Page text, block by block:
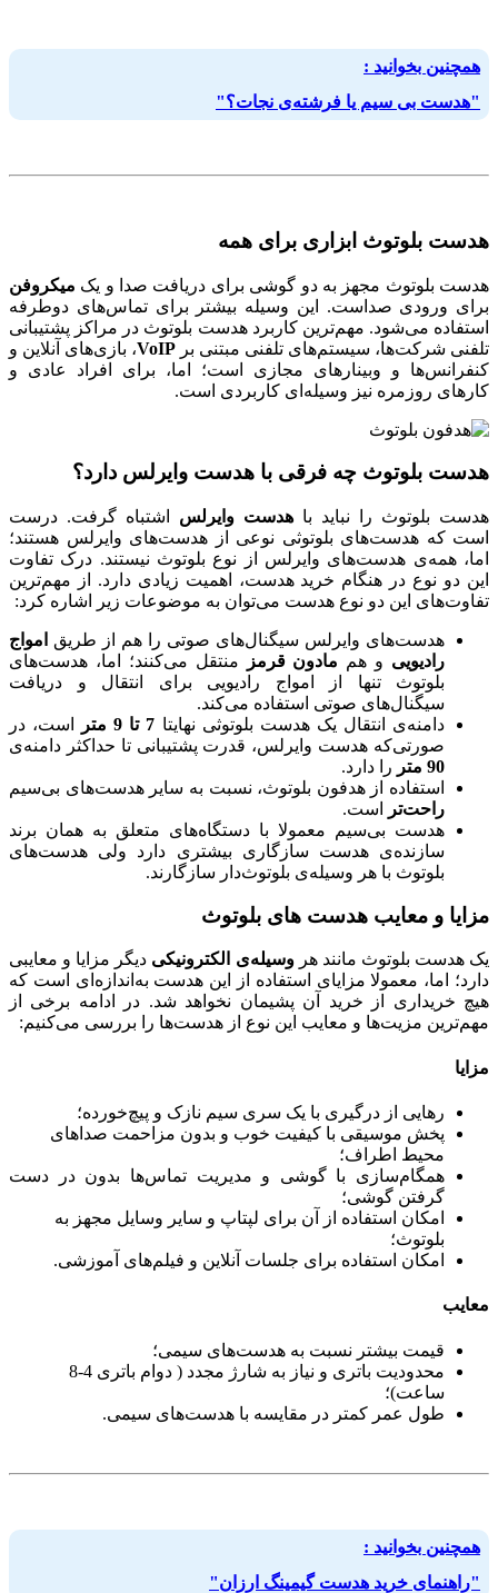
همچنین بخوانید :
"هدست بی سیم یا فرشته‌ی نجات؟"
هدست بلوتوث ابزاری برای همه
هدست بلوتوث مجهز به دو گوشی برای دریافت صدا و یک میکروفن
برای ورودی صداست. این وسیله بیشتر برای تماس‌های دوطرفه
استفاده می‌شود. مهم‌ترین کاربرد هدست بلوتوث در مراکز پشتیبانی
تلفنی شرکت‌ها، سیستم‌های تلفنی مبتنی بر VoIP، بازی‌های آنلاین و
کنفرانس‌ها و وبینارهای مجازی است؛ اما، برای افراد عادی و
کارهای روزمره نیز وسیله‌ای کاربردی است.
هدست بلوتوث چه فرقی با هدست وایرلس دارد؟
هدست‌ بلوتوث را نباید با هدست وایرلس اشتباه گرفت. درست
است که هدست‌های بلوتوثی نوعی از هدست‌های وایرلس هستند؛
اما، همه‌ی هدست‌های وایرلس از نوع بلوتوث نیستند. درک تفاوت
این دو نوع در هنگام خرید هدست، اهمیت زیادی دارد. از مهم‌ترین
تفاوت‌های این دو نوع هدست می‌توان به موضوعات زیر اشاره کرد:
هدست‌های وایرلس سیگنال‌های صوتی را هم از طریق
امواج
رادیویی و هم مادون قرمز
منتقل می‌کنند؛ اما، هدست‌های
بلوتوث تنها از امواج رادیویی برای انتقال و دریافت
سیگنال‌های صوتی استفاده می‌کند.
دامنه‌ی انتقال یک هدست بلوتوثی نهایتا 7 تا 9 متر
است، در
صورتی‌که هدست وایرلس، قدرت پشتیبانی تا حداکثر دامنه‌ی
90 متر
را دارد.
استفاده از هدفون بلوتوث، نسبت به سایر هدست‌های بی‌سیم
راحت‌تر
است.
هدست بی‌سیم معمولا با دستگاه‌های متعلق به همان برند
سازنده‌ی هدست سازگاری بیشتری دارد ولی هدست‌های‌
بلوتوث با هر وسیله‌ی بلوتوث‌دار سازگارند.
مزایا و معایب هدست های بلوتوث
یک هدست بلوتوث مانند هروسیله‌ی الکترونیکی دیگر مزایا و معایبی
دارد؛ اما، معمولا مزایای استفاده از این هدست به‌اندازه‌ای است که
هیچ خریداری از خرید آن پشیمان نخواهد شد. در ادامه برخی از
مهم‌ترین مزیت‌ها و معایب این نوع از هدست‌ها را بررسی می‌کنیم:
مزایا
رهایی از درگیری با یک سری سیم نازک و پیچ‌خورده؛
پخش موسیقی با کیفیت خوب و بدون مزاحمت صداهای
محیط اطراف؛
همگام‌سازی با گوشی و مدیریت تماس‌ها بدون در دست
گرفتن گوشی؛
امکان استفاده از آن برای لپتاپ و سایر وسایل مجهز به
بلوتوث؛
امکان استفاده برای جلسات آنلاین و فیلم‌های آموزشی.
معایب
قیمت بیشتر نسبت به هدست‌های سیمی؛
محدودیت باتری و نیاز به شارژ مجدد ( دوام باتری 4-8
ساعت)؛
طول عمر کمتر در مقایسه با هدست‌های سیمی.
همچنین بخوانید :
"راهنمای خرید هدست گیمینگ ارزان"